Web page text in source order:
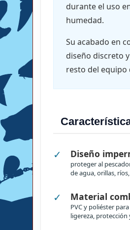
durante el uso
humedad.
Su acabado en
diseño discreto
resto del equipo
✓ Diseño
proteger al
de agua, orillas,
✓ Material
PVC y poliéster
ligereza,